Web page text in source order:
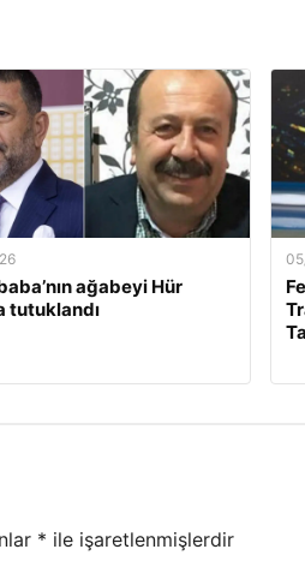
ağabeyi Hür
tutuklandı
* ile işaretlenmişlerdir